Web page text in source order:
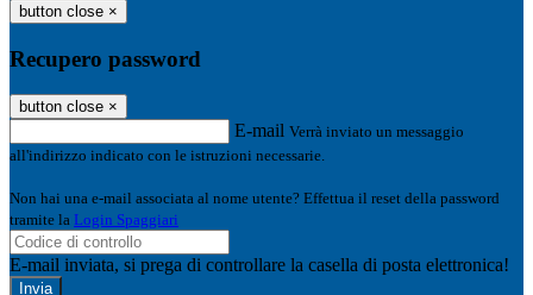
button close ×
Recupero password
button close ×
E-mail Verrà inviato un messaggio
all'indirizzo indicato con le istruzioni necessarie.
Non hai una e-mail associata al nome utente? Effettua il reset della password
tramite la Login Spaggiari
E-mail inviata, si prega di controllare la casella di posta elettronica!